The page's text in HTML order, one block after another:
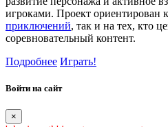
игроками. Проект ориентирован
приключений, так и на тех, кто
соревновательный контент.
Подробнее Играть!
Войти на сайт
×